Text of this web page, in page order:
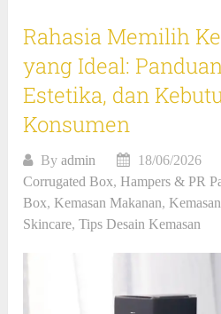
Rahasia Memilih
yang Ideal:
Estetika, dan
Konsumen
Byadmin 18/06/2026
Corrugated Box,Hampers & PR
Box,Kemasan Makanan,
Skincare,Tips Desain Kemasan